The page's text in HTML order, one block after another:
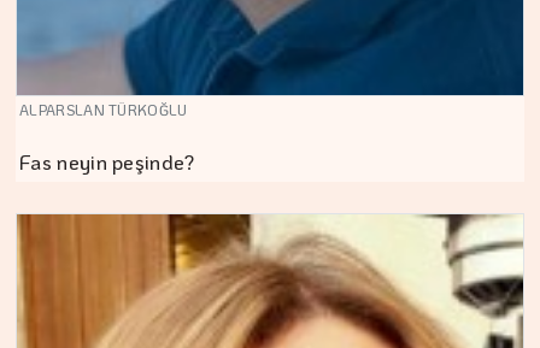
ALPARSLAN TÜRKOĞLU
Fas neyin peşinde?